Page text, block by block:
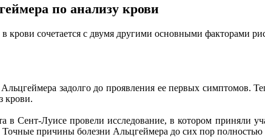
по анализу крови
сочетается с двумя другими основными факторами
задолго до проявления ее первых симптомов.
крови.
Сент-Луисе провели исследование, в котором приняли
причины болезни Альцгеймера до сих пор полностью